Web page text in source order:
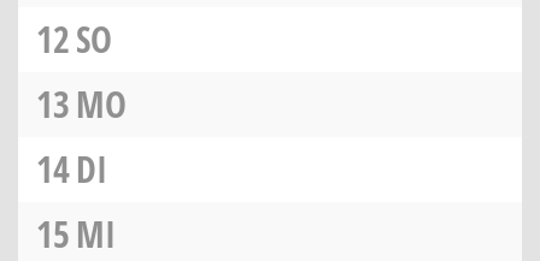
12SO
13MO
14DI
15MI